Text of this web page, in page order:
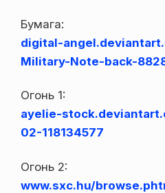
Бумага:
digital-
Military-Note-back-
Огонь 1:
ayelie-
02-118134577
Огонь 2:
www.sxc.hu/